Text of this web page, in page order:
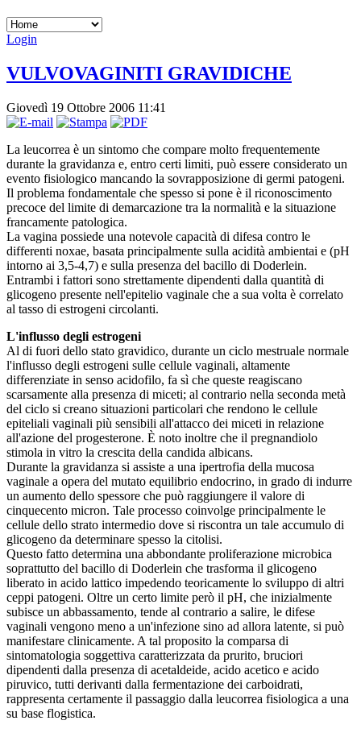
Login
VULVOVAGINITI GRAVIDICHE
Giovedì 19 Ottobre 2006 11:41
La leucorrea è un sintomo che compare molto frequentemente
durante la gravidanza e, entro certi limiti, può essere considerato un
evento fisiologico mancando la sovrapposizione di germi patogeni.
Il problema fondamentale che spesso si pone è il riconoscimento
precoce del limite di demarcazione tra la normalità e la situazione
francamente patologica.
La vagina possiede una notevole capacità di difesa contro le
differenti noxae, basata principalmente sulla acidità ambientai e (pH
intor­no ai 3,5-4,7) e sulla presenza del bacillo di Doderlein.
Entrambi i fattori sono strettamente dipendenti dalla quantità di
glicogeno presente nell'epitelio vaginale che a sua volta è correlato
al tasso di estrogeni circolanti.
L'influsso degli estrogeni
Al di fuori dello stato gravidico, durante un ciclo mestruale normale
l'influsso degli estrogeni sulle cellule vaginali, altamente
differenziate in senso acidofilo, fa sì che queste reagiscano
scarsamente alla presenza di miceti; al contrario nella seconda metà
del ciclo si creano situazioni particolari che rendono le cellule
epiteliali vaginali più sensibili all'attacco dei miceti in relazione
all'azione del progesterone. È noto inoltre che il pregnandiolo
stimola in vitro la crescita della candida albicans.
Durante la gravidanza si assiste a una ipertrofia della mucosa
vaginale a opera del mutato equilibrio endocrino, in grado di indurre
un aumento dello spessore che può raggiungere il valore di
cinquecento micron. Tale processo coinvolge principalmente le
cellule dello strato intermedio dove si riscontra un tale accumulo di
glicogeno da determinare spesso la citolisi.
Questo fatto determina una abbondante proliferazione microbica
soprattutto del bacillo di Doderlein che trasforma il glicogeno
liberato in acido lattico impedendo teoricamente lo sviluppo di altri
ceppi patogeni. Oltre un certo limite però il pH, che inizialmente
subisce un abbassamento, tende al contrario a salire, le difese
vaginali vengono meno a un'infezione sino ad allora latente, si può
manifestare clinicamente. A tal proposito la comparsa di
sintomatologia soggettiva caratterizzata da prurito, bruciori
dipendenti dalla presenza di acetaldeide, acido acetico e acido
piruvico, tutti derivanti dalla fermentazione dei carboidrati,
rappresenta certamente il passaggio dalla leucorrea fisiologica a una
su base flogistica.